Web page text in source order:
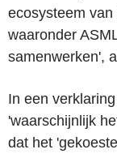
ecosysteem
waaronder
samenwerken',
In een
'waarschijnlijk
dat het